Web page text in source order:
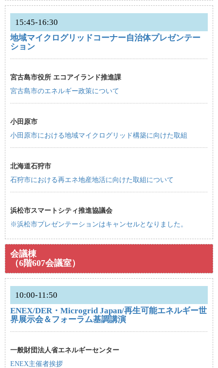
15:45-16:30
地域マイクログリッドコーナー自治体プレゼンテー
ション
宮古島市役所 エコアイランド推進課
宮古島市のエネルギー政策について
小田原市
小田原市における地域マイクログリッド構築に向けた取組
北海道石狩市
石狩市における再エネ地産地活に向けた取組について
浜松市スマートシティ推進協議会
※浜松市プレゼンテーションはキャンセルとなりました。
会議棟
（6階607会議室）
10:00-11:50
ENEX/DER・Microgrid Japan/再生可能エネルギー世
界展示会＆フォーラム基調講演
一般財団法人省エネルギーセンター
ENEX主催者挨拶